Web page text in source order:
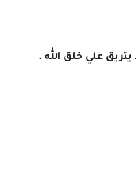
علي خلق الله .